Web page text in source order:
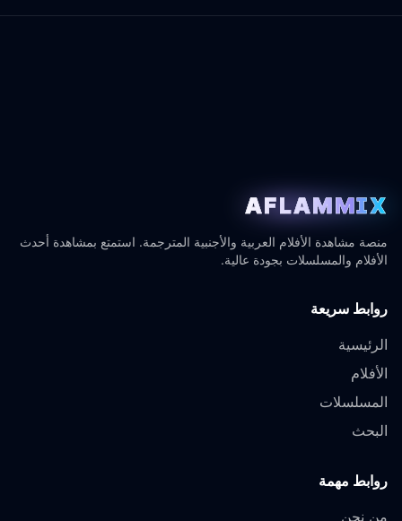
AFLAMMIX
منصة مشاهدة الأفلام العربية والأجنبية المترجمة. استمتع بمشاهدة أحدث
الأفلام والمسلسلات بجودة عالية.
روابط سريعة
الرئيسية
الأفلام
المسلسلات
البحث
روابط مهمة
من نحن